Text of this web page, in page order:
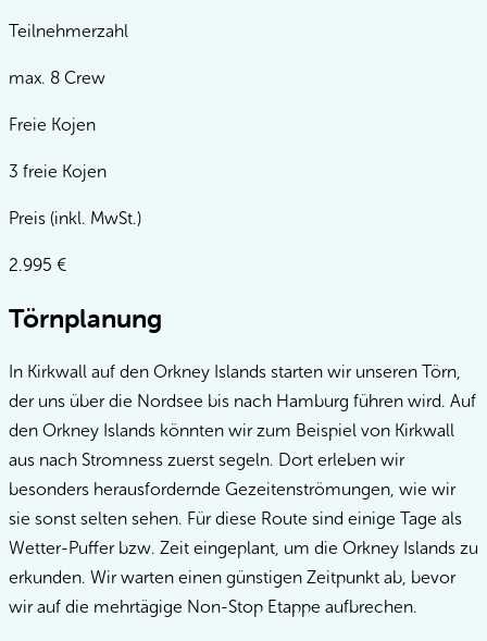
Teilnehmerzahl
max. 8 Crew
Freie Kojen
3 freie Kojen
Preis (inkl. MwSt.)
2.995 €
Törnplanung
In Kirkwall auf den Orkney Islands starten wir unseren Törn,
der uns über die Nordsee bis nach Hamburg führen wird. Auf
den Orkney Islands könnten wir zum Beispiel von Kirkwall
aus nach Stromness zuerst segeln. Dort erleben wir
besonders herausfordernde Gezeitenströmungen, wie wir
sie sonst selten sehen. Für diese Route sind einige Tage als
Wetter-Puffer bzw. Zeit eingeplant, um die Orkney Islands zu
erkunden. Wir warten einen günstigen Zeitpunkt ab, bevor
wir auf die mehrtägige Non-Stop Etappe aufbrechen.